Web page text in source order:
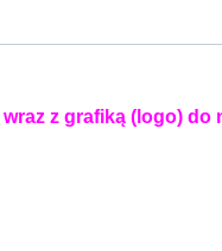
z grafiką (logo) do